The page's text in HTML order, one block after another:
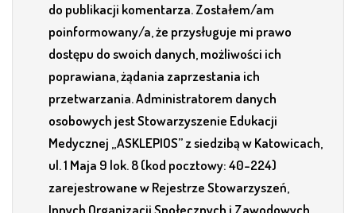
do publikacji komentarza. Zostałem/am
poinformowany/a, że przysługuje mi prawo
dostępu do swoich danych, możliwości ich
poprawiana, żądania zaprzestania ich
przetwarzania. Administratorem danych
osobowych jest Stowarzyszenie Edukacji
Medycznej „ASKLEPIOS” z siedzibą w Katowicach,
ul. 1 Maja 9 lok. 8 (kod pocztowy: 40-224)
zarejestrowane w Rejestrze Stowarzyszeń,
Innych Organizacji Społecznych i Zawodowych,